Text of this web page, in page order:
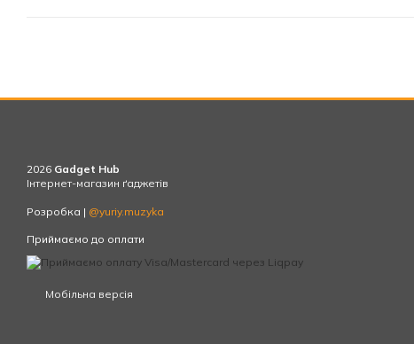
2026 Gadget Hub
Інтернет-магазин ґаджетів
Розробка | @yuriy.muzyka
Приймаємо до оплати
Мобільна версія